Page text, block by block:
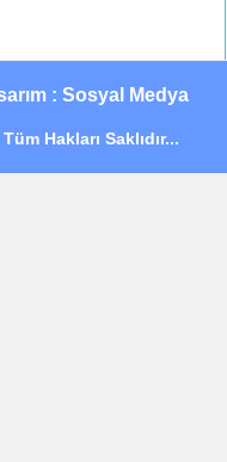
: Sosyal Medya
Hakları Saklıdır...